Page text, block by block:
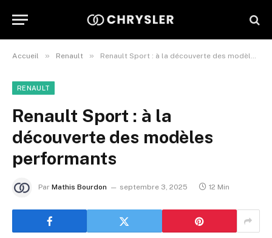
Accueil » Renault » Renault Sport : à la découverte des modèles performants
RENAULT
Renault Sport : à la
découverte des modèles
performants
Par Mathis Bourdon septembre 3, 2025 12 Min